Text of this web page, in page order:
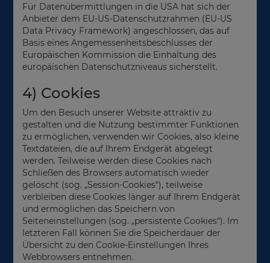
Für Datenübermittlungen in die USA hat sich der
Anbieter dem EU-US-Datenschutzrahmen (EU-US
Data Privacy Framework) angeschlossen, das auf
Basis eines Angemessenheitsbeschlusses der
Europäischen Kommission die Einhaltung des
europäischen Datenschutzniveaus sicherstellt.
4) Cookies
Um den Besuch unserer Website attraktiv zu
gestalten und die Nutzung bestimmter Funktionen
zu ermöglichen, verwenden wir Cookies, also kleine
Textdateien, die auf Ihrem Endgerät abgelegt
werden. Teilweise werden diese Cookies nach
Schließen des Browsers automatisch wieder
gelöscht (sog. „Session-Cookies“), teilweise
verbleiben diese Cookies länger auf Ihrem Endgerät
und ermöglichen das Speichern von
Seiteneinstellungen (sog. „persistente Cookies“). Im
letzteren Fall können Sie die Speicherdauer der
Übersicht zu den Cookie-Einstellungen Ihres
Webbrowsers entnehmen.